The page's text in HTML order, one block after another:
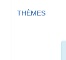
THÈMES